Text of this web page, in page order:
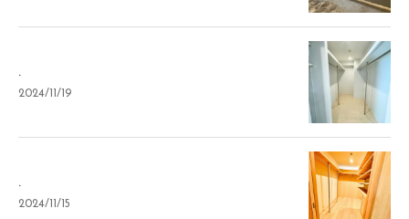
.
2024/11/19
.
2024/11/15